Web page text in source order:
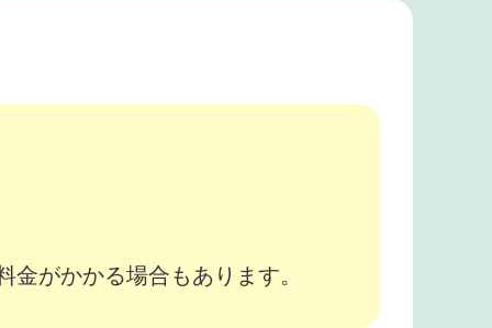
がかかる場合もあります。